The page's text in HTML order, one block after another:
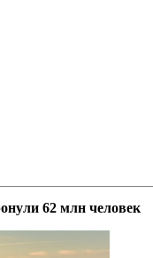
62 млн человек